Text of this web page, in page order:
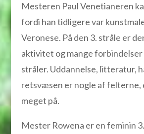
Mesteren Paul Venetianeren
fordi han tidligere var
Veronese. På den 3. stråle er
aktivitet og mange forbindelser
stråler. Uddannelse, litteratur,
retsvæsen er nogle af felterne,
meget på.
Mester Rowena er en feminin